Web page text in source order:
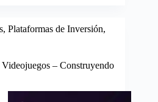
, Plataformas de Inversión,
– Construyendo